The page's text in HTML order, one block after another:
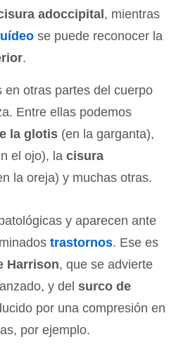
adoccipital , mientras
se puede reconocer la
.
en otras partes del cuerpo
Entre ellas podemos
la glotis (en la garganta),
el ojo), la cisura
la oreja) y muchas otras.
y aparecen ante
trastornos. Ese es
Harrison, que se advierte
y del surco de
por una compresión en
por ejemplo.